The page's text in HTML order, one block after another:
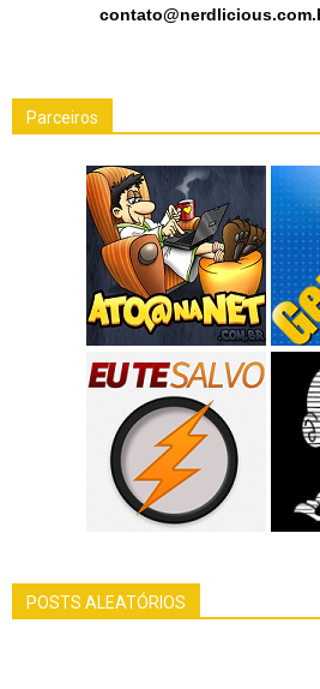
Parceiros
POSTS ALEATÓRIOS